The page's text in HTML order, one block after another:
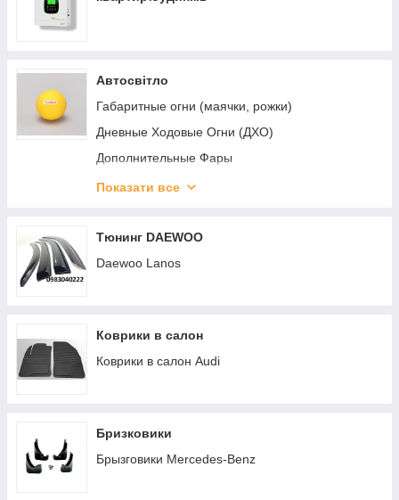
Автосвітло
Габаритные огни (маячки, рожки)
Дневные Ходовые Огни (ДХО)
Дополнительные Фары
Лампи / LED Стрічка
Светодиодные LED Фары, Балки
Показати все
Тюнинг DAEWOO
Daewoo Lanos
Коврики в салон
Коврики в салон Audi
Бризковики
Брызговики Mercedes-Benz